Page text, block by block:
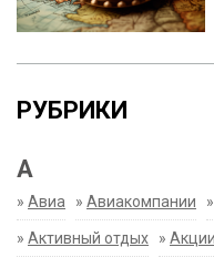
РУБРИКИ
А
» Авиа » Авиакомпании »
» Активный отдых » Акции